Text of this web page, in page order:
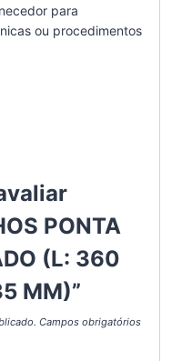
para
ou procedimentos
PONTA
(L: 360
MM)”
Campos obrigatórios